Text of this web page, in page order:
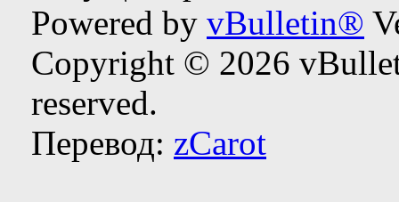
Powered by vBulletin®
Copyright © 2026
reserved.
Перевод: zCarot